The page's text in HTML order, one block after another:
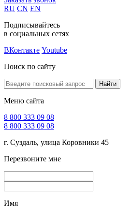
RU CN EN
Подписывайтесь
в социальных сетях
ВКонтакте Youtube
Поиск по сайту
Найти
Меню сайта
8 800 333 09 08
8 800 333 09 08
г. Суздаль, улица Коровники 45
Перезвоните мне
Имя